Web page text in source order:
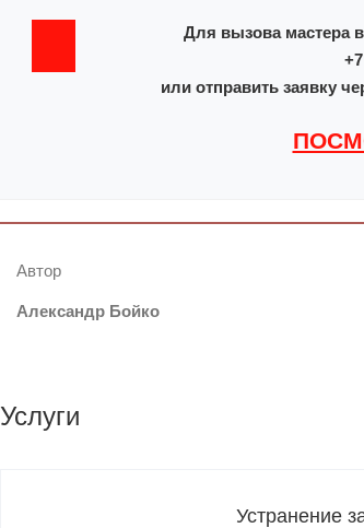
Для вызова мастера
или отправить заявку
Автор
Александр Бойко
Услуги
Устранение